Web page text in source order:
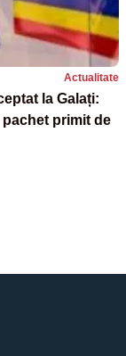
Actualitate
la Galați:
primit de